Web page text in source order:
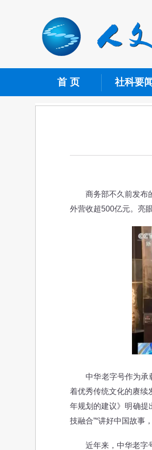
首 页 社科要闻
商务部不久前发布的
外营收超500亿元。亮
中华老字号作为承载
着优秀传统文化的赓续
年规划的建议》明确提
技融合”“讲好中国故事
近年来，中华老字号